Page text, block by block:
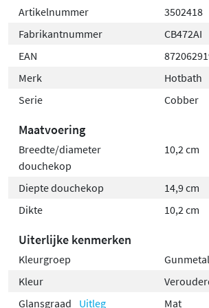
dient apart besteld te worden.
Waterbesparend en
Met een maximale doorstroom van 6,6
(volumestroomklasse Z) is deze
comfort. De hoogwaardige messing
afwerkingen garanderen duurzaamheid
kleur, zelfs na jarenlang gebruik.
Artikelnummer
3502418
Fabrikantnummer
CB472AI
EAN
Merk
Hotbath
Serie
Cobber
Maatvoering
Breedte/diameter
douchekop
10,2 cm
Diepte douchekop
14,9 cm
Dikte
10,2 cm
Uiterlijke kenmerken
Kleurgroep
Gunmetal
Kleur
Glansgraad
Uitleg Mat